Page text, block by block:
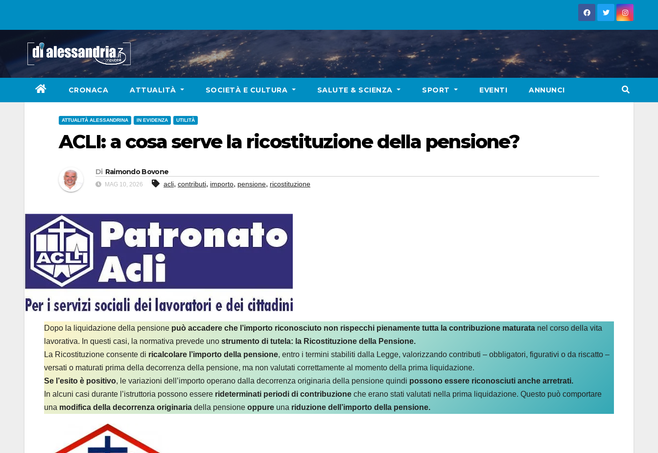
CRONACA ATTUALITÀ SOCIETÀ E CULTURA SALUTE & SCIENZA SPORT EVENTI ANNUNCI
ATTUALITÀ ALESSANDRINA IN EVIDENZA UTILITÀ
ACLI: a cosa serve la ricostituzione della pensione?
Di Raimondo Bovone
MAG 10, 2026 acli, contributi, importo, pensione, ricostituzione
Dopo la liquidazione della pensione può accadere che l’importo riconosciuto non rispecchi pienamente tutta la contribuzione maturata nel corso della vita
lavorativa. In questi casi, la normativa prevede uno strumento di tutela: la Ricostituzione della Pensione.
La Ricostituzione consente di ricalcolare l’importo della pensione, entro i termini stabiliti dalla Legge, valorizzando contributi – obbligatori, figurativi o da riscatto –
versati o maturati prima della decorrenza della pensione, ma non valutati correttamente al momento della prima liquidazione.
Se l’esito è positivo, le variazioni dell’importo operano dalla decorrenza originaria della pensione quindi possono essere riconosciuti anche arretrati.
In alcuni casi durante l’istruttoria possono essere rideterminati periodi di contribuzione che erano stati valutati nella prima liquidazione. Questo può comportare
una modifica della decorrenza originaria della pensione oppure una riduzione dell’importo della pensione.